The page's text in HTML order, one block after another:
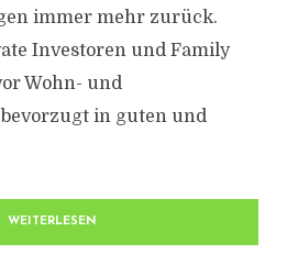
immer mehr zurück.
Investoren und Family
Wohn- und
in guten und
WEITERLESEN